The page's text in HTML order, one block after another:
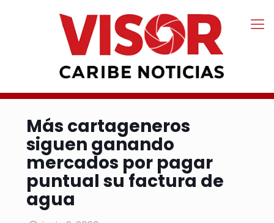
Más cartageneros
siguen ganando
mercados por pagar
puntual su factura de
agua